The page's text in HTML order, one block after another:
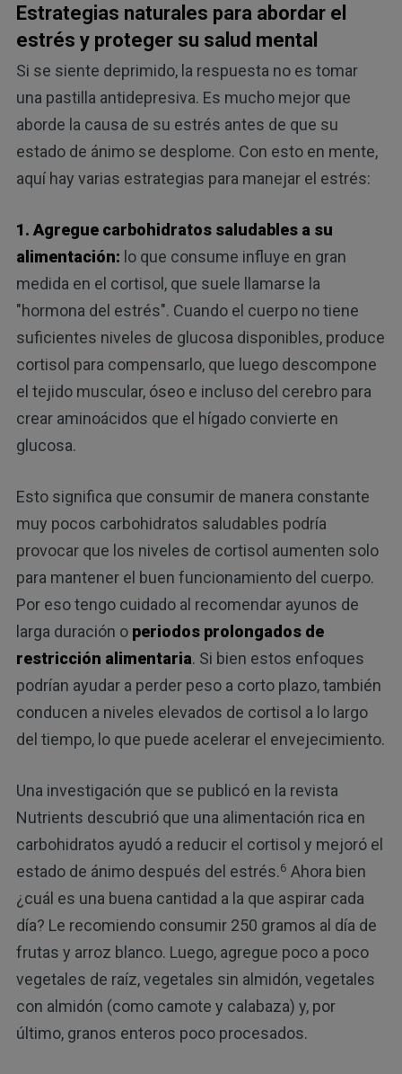
Estrategias naturales para abordar el
estrés y proteger su salud mental
Si se siente deprimido, la respuesta no es tomar
una pastilla antidepresiva. Es mucho mejor que
aborde la causa de su estrés antes de que su
estado de ánimo se desplome. Con esto en mente,
aquí hay varias estrategias para manejar el estrés:
1. Agregue carbohidratos saludables a su
alimentación: lo que consume influye en gran
medida en el cortisol, que suele llamarse la
"hormona del estrés". Cuando el cuerpo no tiene
suficientes niveles de glucosa disponibles, produce
cortisol para compensarlo, que luego descompone
el tejido muscular, óseo e incluso del cerebro para
crear aminoácidos que el hígado convierte en
glucosa.
Esto significa que consumir de manera constante
muy pocos carbohidratos saludables podría
provocar que los niveles de cortisol aumenten solo
para mantener el buen funcionamiento del cuerpo.
Por eso tengo cuidado al recomendar ayunos de
larga duración o periodos prolongados de
restricción alimentaria. Si bien estos enfoques
podrían ayudar a perder peso a corto plazo, también
conducen a niveles elevados de cortisol a lo largo
del tiempo, lo que puede acelerar el envejecimiento.
Una investigación que se publicó en la revista
Nutrients descubrió que una alimentación rica en
carbohidratos ayudó a reducir el cortisol y mejoró el
estado de ánimo después del estrés.6 Ahora bien
¿cuál es una buena cantidad a la que aspirar cada
día? Le recomiendo consumir 250 gramos al día de
frutas y arroz blanco. Luego, agregue poco a poco
vegetales de raíz, vegetales sin almidón, vegetales
con almidón (como camote y calabaza) y, por
último, granos enteros poco procesados.